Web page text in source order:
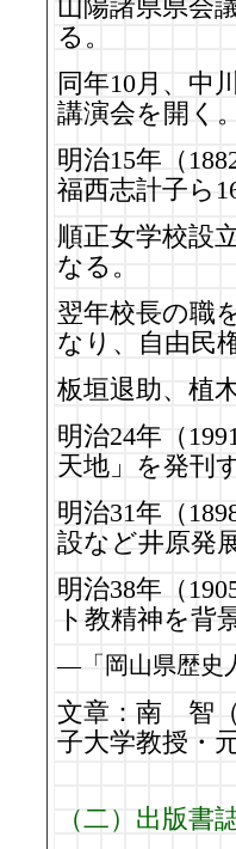
山陽諸県県会
る。
同年10月、中
講演会を開く。
明治15年（
福西志計子ら
順正女学校設
なる。
翌年校長の職
なり、自由民
板垣退助、植
明治24年（
天地」を発刊
明治31年（
設など井原発
明治38年（
ト教精神を背
―「岡山県歴史
文章：南 智
子大学教授・
（二）出版書